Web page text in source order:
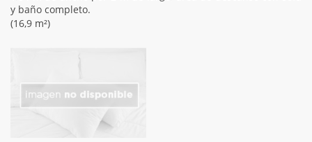
y baño completo.
(16,9 m²)